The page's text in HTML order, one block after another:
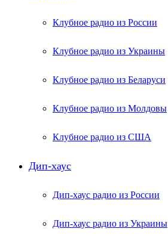
Клубное радио из России
Клубное радио из Украины
Клубное радио из Беларуси
Клубное радио из Молдовы
Клубное радио из США
Дип-хаус
Дип-хаус радио из России
Дип-хаус радио из Украины